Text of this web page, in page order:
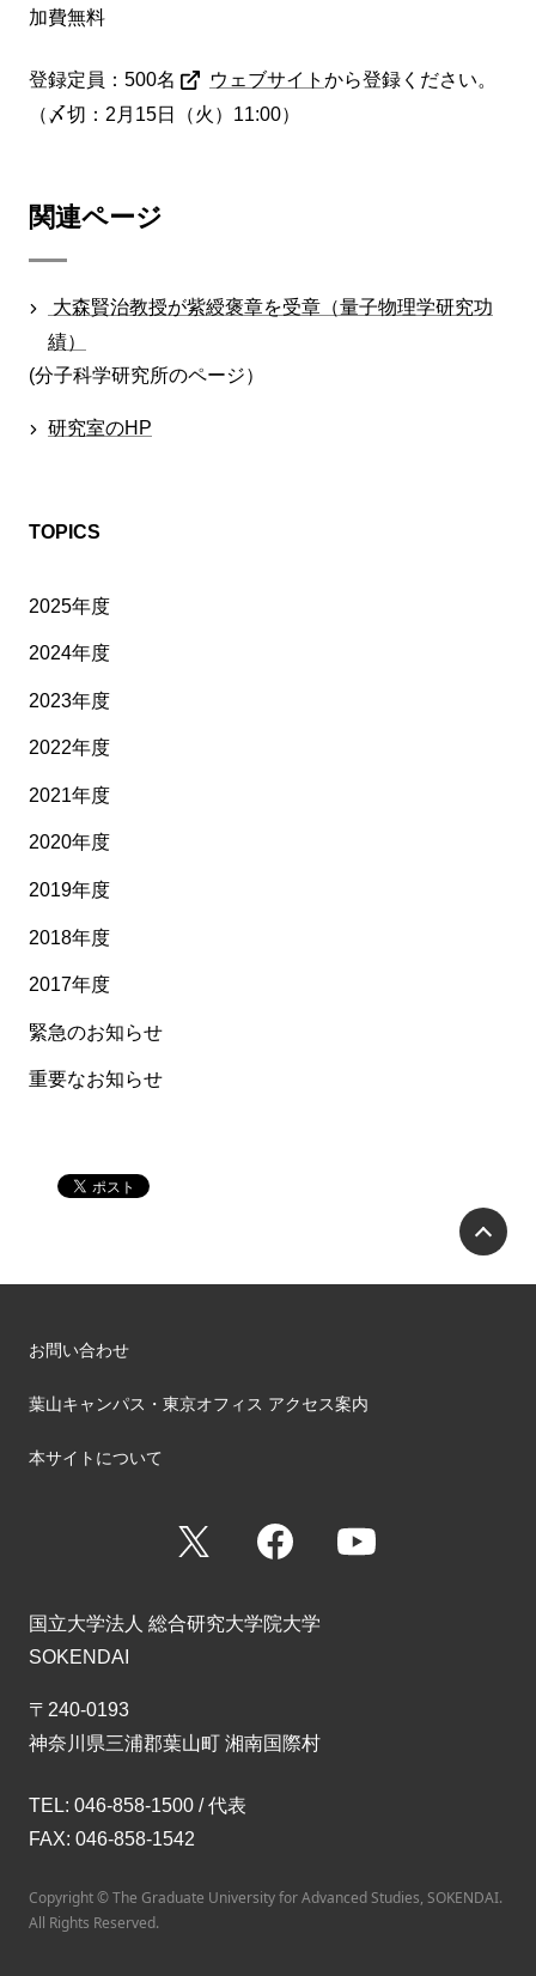
加費無料
登録定員：500名 ウェブサイト から登録ください。
（〆切：2月15日（火）11:00）
関連ページ
大森賢治教授が紫綬褒章を受章（量子物理学研究功
績）
(分子科学研究所のページ）
研究室のHP
TOPICS
2025年度
2024年度
2023年度
2022年度
2021年度
2020年度
2019年度
2018年度
2017年度
緊急のお知らせ
重要なお知らせ
お問い合わせ
葉山キャンパス・東京オフィス アクセス案内
本サイトについて
Facebook
国立大学法人 総合研究大学院大学
SOKENDAI
〒240-0193
神奈川県三浦郡葉山町 湘南国際村
TEL: 046-858-1500 / 代表
FAX: 046-858-1542
Copyright © The Graduate University for Advanced Studies, SOKENDAI.
All Rights Reserved.